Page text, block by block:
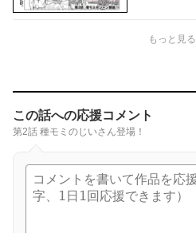
もっと見る
この話への応援コメント
第2話 種モミのじいさん登場！